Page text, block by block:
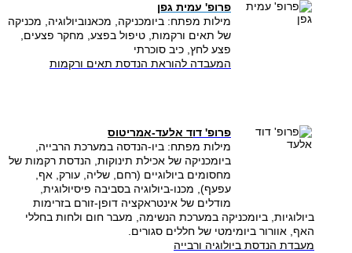
פרופ' עמית גפן
מילות מפתח: ביומכניקה, מכאנוביולוגיה, מכניקה
של תאים ורקמות, טיפול בפצע, מחקר פצעים,
פצע לחץ, כיב סוכרתי
המעבדה להוראת הנדסת תאים ורקמות
פרופ' דוד אלעד-אמריטוס
מילות מפתח: ביו-הנדסה במערכת הרבייה,
ביומכניקה של אכילת תינוקות, הנדסת רקמות של
מחסומים ביולוגיים (רחם, שליה, עורק, אף,
עפעף), מכנו-ביולוגיה בסביבה פיסיולוגית,
מודלים של אינטראקציה דופן-זורם בזרימות
ביולוגיות, ביומכניקה במערכת הנשימה, מעבר חום ולחות בחללי
האף, אוורור ביומימטי של חללים סגורים.
מעבדת הנדסת ביולוגיה ורבייה